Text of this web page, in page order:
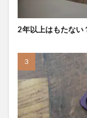
2年以上はもたない